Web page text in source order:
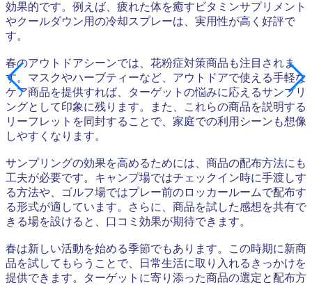
効果的です。例えば、疲れた体を癒すビタミンサプリメント
やクールダウン用の冷却スプレーは、実用性が高く好評で
す。
春のアウトドアシーンでは、花粉症対策商品も注目されま
す。マスクやハーブティーなど、アウトドアで使える手軽な
ケア商品を提供すれば、ターゲットの悩みに応えるサンプリ
ングとして印象に残ります。また、これらの商品を説明する
リーフレットを同封することで、家庭での利用シーンも想像
しやすくなります。
サンプリングの効果を高めるためには、商品の配布方法にも
工夫が必要です。キャンプ場ではチェックイン時に手渡しす
る方法や、ゴルフ場ではプレー前のロッカールームで配布す
る形式が適しています。さらに、商品を試した感想を共有で
きる場を設けると、口コミ効果が期待できます。
春は新しい活動を始める季節でもあります。この時期に新商
品を試してもらうことで、日常生活に取り入れるきっかけを
提供できます。ターゲットに寄り添った商品の選定と配布方